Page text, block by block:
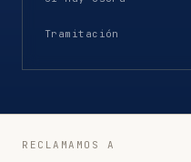
Tramitación
RECLAMAMOS A